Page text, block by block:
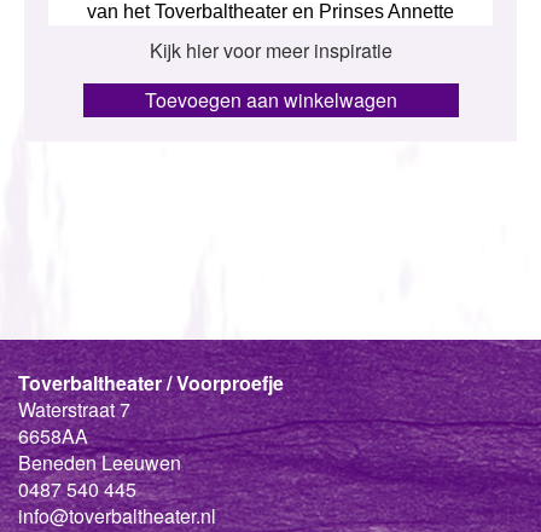
van het Toverbaltheater en Prinses Annette
Kijk hier voor meer inspiratie
Toevoegen aan winkelwagen
Toverbaltheater / Voorproefje
Waterstraat 7
6658AA
Beneden Leeuwen
0487 540 445
info@toverbaltheater.nl